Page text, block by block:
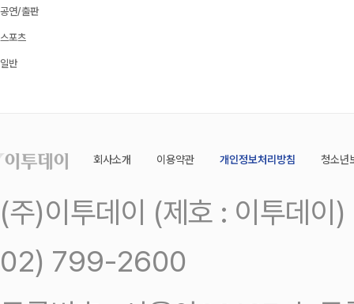
공연/출판
스포츠
일반
회사소개 이용약관 개인정보처리방침 청소년
(주)이투데이 (제호 : 이투데
02) 799-2600